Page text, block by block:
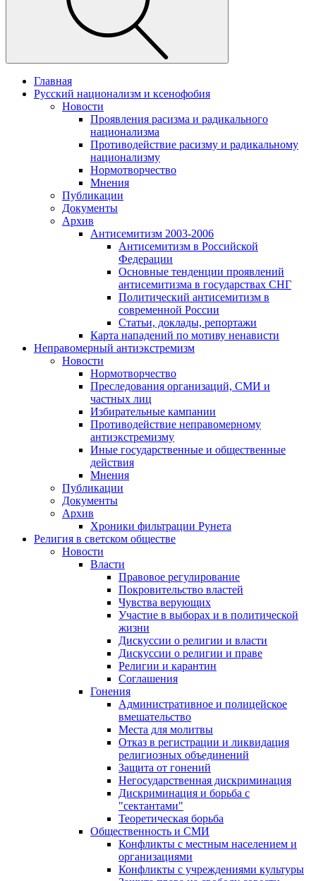
Главная
Русский национализм и ксенофобия
Новости
Проявления расизма и радикального
национализма
Противодействие расизму и радикальному
национализму
Нормотворчество
Мнения
Публикации
Документы
Архив
Антисемитизм 2003-2006
Антисемитизм в Российской
Федерации
Основные тенденции проявлений
антисемитизма в государствах СНГ
Политический антисемитизм в
современной России
Статьи, доклады, репортажи
Карта нападений по мотиву ненависти
Неправомерный антиэкстремизм
Новости
Нормотворчество
Преследования организаций, СМИ и
частных лиц
Избирательные кампании
Противодействие неправомерному
антиэкстремизму
Иные государственные и общественные
действия
Мнения
Публикации
Документы
Архив
Хроники фильтрации Рунета
Религия в светском обществе
Новости
Власти
Правовое регулирование
Покровительство властей
Чувства верующих
Участие в выборах и в политической
жизни
Дискуссии о религии и власти
Дискуссии о религии и праве
Религии и карантин
Соглашения
Гонения
Административное и полицейское
вмешательство
Места для молитвы
Отказ в регистрации и ликвидация
религиозных объединений
Защита от гонений
Негосударственная дискриминация
Дискриминация и борьба с
"сектантами"
Теоретическая борьба
Общественность и СМИ
Конфликты с местным населением и
организациями
Конфликты с учреждениями культуры